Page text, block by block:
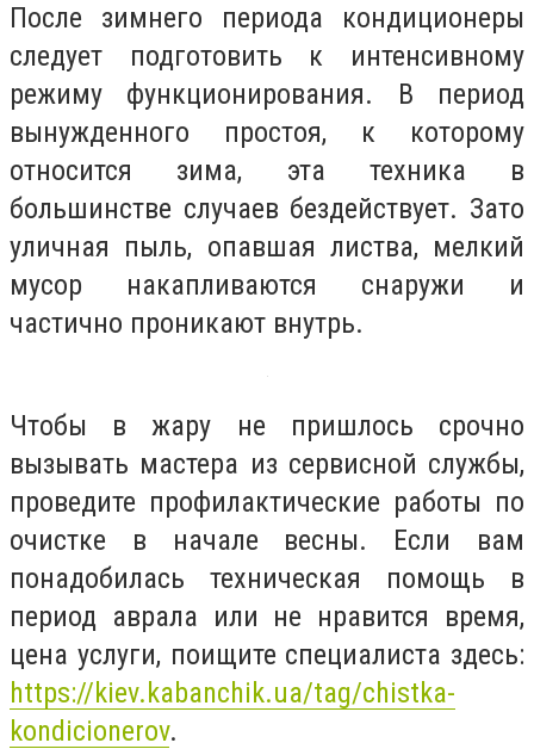
После зимнего периода кондиционеры
следует подготовить к интенсивному
режиму функционирования. В период
вынужденного простоя, к которому
относится зима, эта техника в
большинстве случаев бездействует. Зато
уличная пыль, опавшая листва, мелкий
мусор накапливаются снаружи и
частично проникают внутрь.
Чтобы в жару не пришлось срочно
вызывать мастера из сервисной службы,
проведите профилактические работы по
очистке в начале весны. Если вам
понадобилась техническая помощь в
период аврала или не нравится время,
цена услуги, поищите специалиста здесь:
https://kiev.kabanchik.ua/tag/chistka-
kondicionerov.